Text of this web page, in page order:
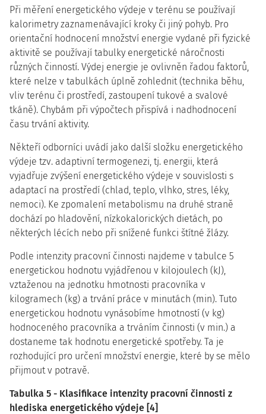
Při měření energetického výdeje v terénu se používají
kalorimetry zaznamenávající kroky či jiný pohyb. Pro
orientační hodnocení množství energie vydané při fyzické
aktivitě se používají tabulky energetické náročnosti
různých činností. Výdej energie je ovlivněn řadou faktorů,
které nelze v tabulkách úplně zohlednit (technika běhu,
vliv terénu či prostředí, zastoupení tukové a svalové
tkáně). Chybám při výpočtech přispívá i nadhodnocení
času trvání aktivity.
Někteří odborníci uvádí jako další složku energetického
výdeje tzv. adaptivní termogenezi, tj. energii, která
vyjadřuje zvýšení energetického výdeje v souvislosti s
adaptací na prostředí (chlad, teplo, vlhko, stres, léky,
nemoci). Ke zpomalení metabolismu na druhé straně
dochází po hladovění, nízkokalorických dietách, po
některých lécích nebo při snížené funkci štítné žlázy.
Podle intenzity pracovní činnosti najdeme v tabulce 5
energetickou hodnotu vyjádřenou v kilojoulech (kJ),
vztaženou na jednotku hmotnosti pracovníka v
kilogramech (kg) a trvání práce v minutách (min). Tuto
energetickou hodnotu vynásobíme hmotností (v kg)
hodnoceného pracovníka a trváním činnosti (v min.) a
dostaneme tak hodnotu energetické spotřeby. Ta je
rozhodující pro určení množství energie, které by se mělo
přijmout v potravě.
Tabulka 5 - Klasifikace intenzity pracovní činnosti z
hlediska energetického výdeje [4]